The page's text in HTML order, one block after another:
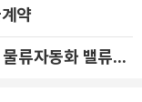
약
클로봇, 두산로지스틱스솔루션 인수로 물류자동화 밸류체인 확장 추진 - IBK투자증권